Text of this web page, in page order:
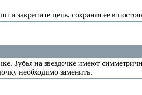
и закрепите цепь, сохраняя ее в
Зубья на звездочке имеют
необходимо заменить.